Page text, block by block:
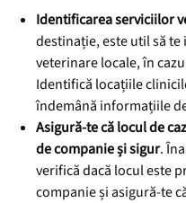
Identificarea serviciilor
destinație, este util să
veterinare locale, în
Identifică locațiile
îndemână informațiile
Asigură-te că locul de
de companie și sigur.
verifică dacă locul este
companie și asigură-te